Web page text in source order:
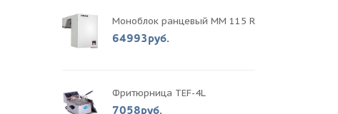
Моноблок ранцевый MM 115 R
64993руб.
Фритюрница TEF-4L
7058руб.